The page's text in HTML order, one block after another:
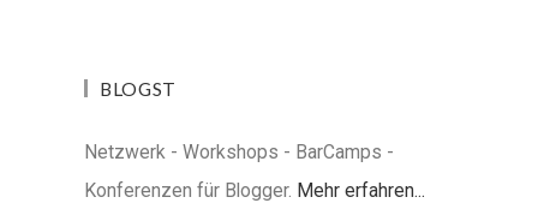
BLOGST
Netzwerk - Workshops - BarCamps -
Konferenzen für Blogger. Mehr erfahren...